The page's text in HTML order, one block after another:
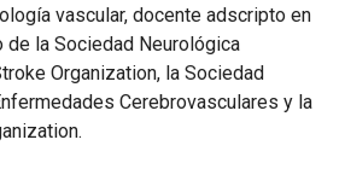
vascular, docente adscripto en
de la Sociedad Neurológica
Organization, la Sociedad
Cerebrovasculares y la